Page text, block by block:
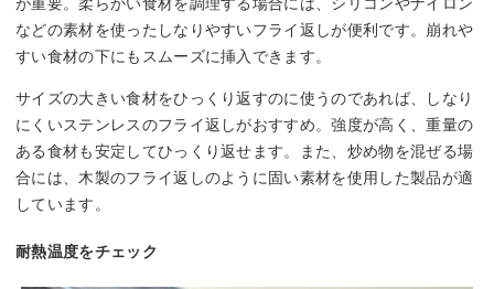
などの素材を使ったしなりやすいフライ返しが便利です。崩れや
すい食材の下にもスムーズに挿入できます。
サイズの大きい食材をひっくり返すのに使うのであれば、しなり
にくいステンレスのフライ返しがおすすめ。強度が高く、重量の
ある食材も安定してひっくり返せます。また、炒め物を混ぜる場
合には、木製のフライ返しのように固い素材を使用した製品が適
しています。
耐熱温度をチェック